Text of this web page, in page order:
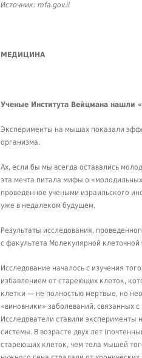
Источник: mfa.gov.il
МЕДИЦИНА
Ученые Института Вейцмана нашли
Эксперименты на мышах показали
организма.
Ах, если бы мы всегда оставались
эта мечта питала мифы о
проведенное учеными израильского
уже в недалеком будущем.
Результаты исследования,
с факультета Молекулярной
Исследование началось с изучения
избавлением от стареющих клеток,
клетки — не полностью мертвые, но
«виновники» заболеваний, связанных с
Исследователи ставили
системы. В возрасте двух лет
стареющих клеток, чем тела мышей